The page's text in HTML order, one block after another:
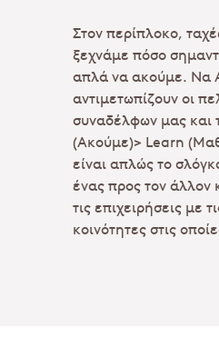
Στον περίπλοκο,
ξεχνάμε πόσο
απλά να ακούμε. Να
αντιμετωπίζουν οι
συναδέλφων μας και
(Ακούμε)> Learn
είναι απλώς το
ένας προς τον άλλον
τις επιχειρήσεις με
κοινότητες στις